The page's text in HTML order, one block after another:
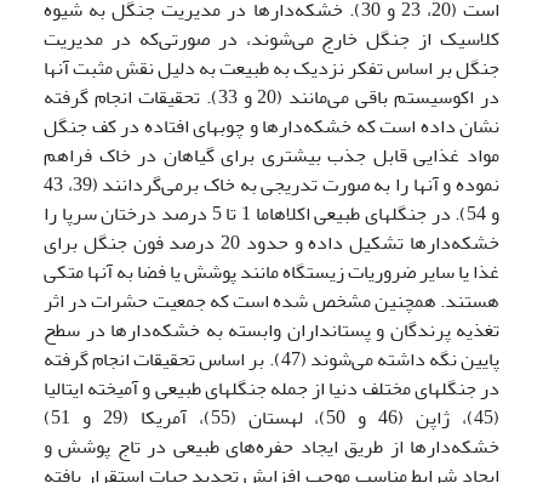
است (20، 23 و 30). خشکه‌دارها در مدیریت جنگل به شیوه
کلاسیک از جنگل خارج می‌شوند، در صورتی‌که در مدیریت
جنگل بر اساس تفکر نزدیک به طبیعت به دلیل نقش مثبت آنها
در اکوسیستم باقی می‌مانند (20 و 33). تحقیقات انجام گرفته
نشان داده است که خشکه‌دارها و چوبهای افتاده در کف جنگل
مواد غذایی قابل جذب بیشتری برای گیاهان در خاک فراهم
نموده و آنها را به صورت تدریجی به خاک برمی‌گردانند (39، 43
و 54). در جنگلهای طبیعی اکلاهاما 1 تا 5 درصد درختان سرپا را
خشکه‌دارها تشکیل داده و حدود 20 درصد فون جنگل برای
غذا یا سایر ضروریات زیستگاه مانند پوشش یا فضا به آنها متکی
هستند. همچنین مشخص شده است که جمعیت حشرات در اثر
تغذیه پرندگان و پستانداران وابسته به خشکه‌دارها در سطح
پایین نگه داشته می‌شوند (47). بر اساس تحقیقات انجام گرفته
در جنگلهای مختلف دنیا از جمله جنگلهای طبیعی و آمیخته ایتالیا
(45)، ژاپن (46 و 50)، لهستان (55)، آمریکا (29 و 51)
خشکه‌دارها از طریق ایجاد حفره‌های طبیعی در تاج پوشش و
ایجاد شرایط مناسب موجب افزایش تجدید حیات استقرار یافته